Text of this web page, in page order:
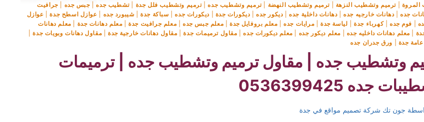
ترميم وتشطيب النزهة |ترميم وتشطيب النهضة |ترميم وتشطيب جده|ترميم وتشطيب فلل جدة |تشطيب جده| جبس جده
جرافيت
جده| دهانات خارجيه جده| دهانات داخلية جده| ديكور جده| ديكورات جدة ديكورات جده| سباكة جدة| شيبورد جده عوازل اسطح جدة| عوازل
فوم جده |كهرباء جدة| لياسة جدة مرايات جده| معلم بروفايل جدة معلم جبس جده معلم جرافيت جدة| معلم دهانات جدة
معلم دهانات
معلم دهانات داخليه جده معلم ديكور جده معلم ديكورات جده| مقاول ترميمات جدة| مقاول دهانات خارجية جدة مقاول دهانات وبويات جدة|
جدة
ورق جدران جده
وتشطيب جده | مقاول ترميم وتشطيب جده | ترميمات
جده 0536399425
جون تك شركة تصميم مواقع في جدة